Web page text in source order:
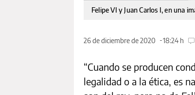
Felipe VI y Juan Carlos I, en una
26 de diciembre de 2020 18:24 h
“Cuando se producen
legalidad o a la ética, es